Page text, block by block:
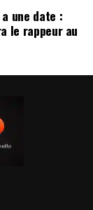
une date :
le rappeur au